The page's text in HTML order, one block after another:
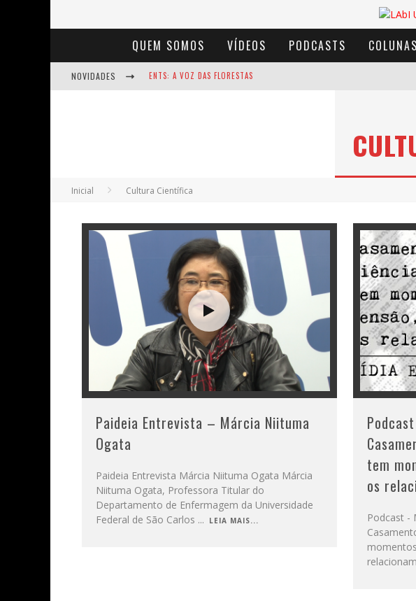
QUEM SOMOS VÍDEOS PODCASTS COLUNAS
NOVIDADES NOTÁVEIS: BERTHA LUTZ
Inicial Cultura Científica
Paideia Entrevista – Márcia Niituma
Ogata
Paideia Entrevista Márcia Niituma Ogata Márcia
Niituma Ogata, Professora Titular do
Departamento de Enfermagem da Universidade
Federal de São Carlos ... LEIA MAIS...
tem
os
Podcast -